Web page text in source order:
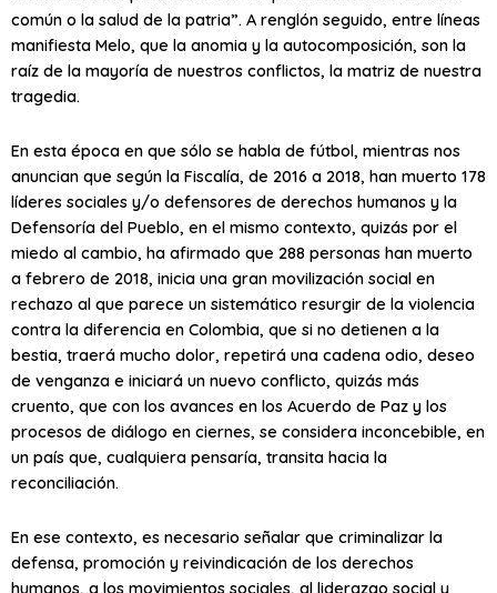
común o la salud de la patria”. A renglón seguido, entre líneas
manifiesta Melo, que la anomia y la autocomposición, son la
raíz de la mayoría de nuestros conflictos, la matriz de nuestra
tragedia.
En esta época en que sólo se habla de fútbol, mientras nos
anuncian que según la Fiscalía, de 2016 a 2018, han muerto 178
líderes sociales y/o defensores de derechos humanos y la
Defensoría del Pueblo, en el mismo contexto, quizás por el
miedo al cambio, ha afirmado que 288 personas han muerto
a febrero de 2018, inicia una gran movilización social en
rechazo al que parece un sistemático resurgir de la violencia
contra la diferencia en Colombia, que si no detienen a la
bestia, traerá mucho dolor, repetirá una cadena odio, deseo
de venganza e iniciará un nuevo conflicto, quizás más
cruento, que con los avances en los Acuerdo de Paz y los
procesos de diálogo en ciernes, se considera inconcebible, en
un país que, cualquiera pensaría, transita hacia la
reconciliación.
En ese contexto, es necesario señalar que criminalizar la
defensa, promoción y reivindicación de los derechos
humanos, a los movimientos sociales, al liderazgo social y